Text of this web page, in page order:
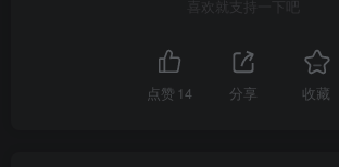
喜欢就支持一下吧
点赞 14 分享 收藏